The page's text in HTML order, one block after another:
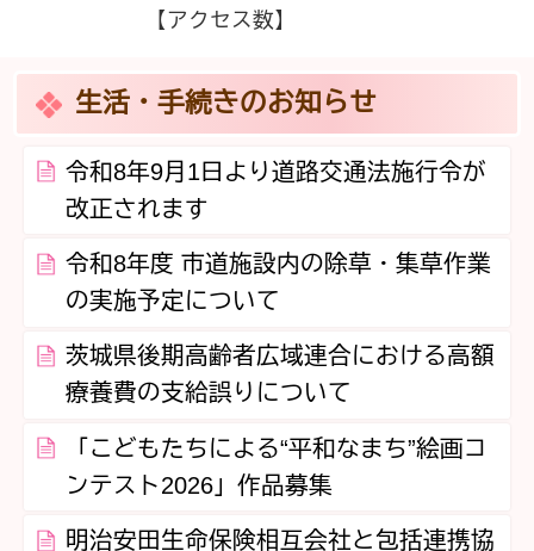
【アクセス数】
生活・手続きのお知らせ
令和8年9月1日より道路交通法施行令が
改正されます
令和8年度 市道施設内の除草・集草作業
の実施予定について
茨城県後期高齢者広域連合における高額
療養費の支給誤りについて
「こどもたちによる“平和なまち”絵画コ
ンテスト2026」作品募集
明治安田生命保険相互会社と包括連携協